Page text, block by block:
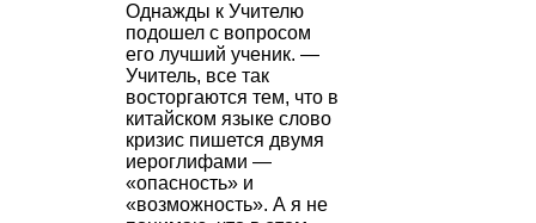
Однажды к Учителю
подошел с вопросом
его лучший ученик. —
Учитель, все так
восторгаются тем, что в
китайском языке слово
кризис пишется двумя
иероглифами —
«опасность» и
«возможность». А я не